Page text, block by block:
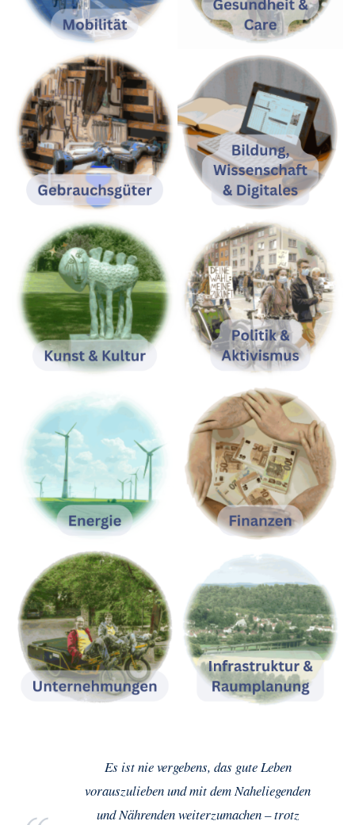
Es ist nie vergebens, das gute Leben
vorauszulieben und mit dem Naheliegenden
und Nährenden weiterzumachen – trotz